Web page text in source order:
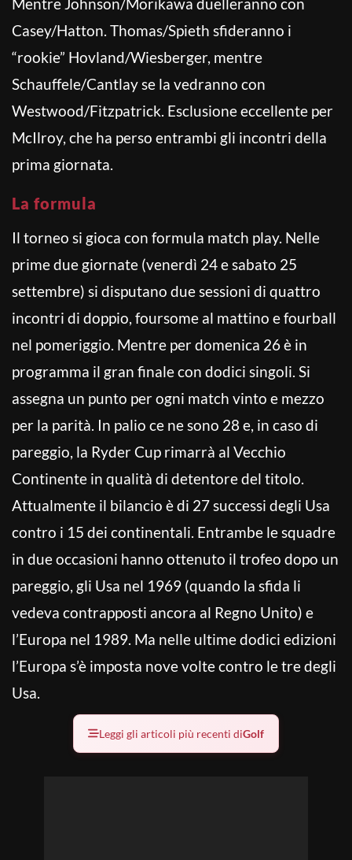
Casey/Hatton. Thomas/Spieth sfideranno i
“rookie” Hovland/Wiesberger, mentre
Schauffele/Cantlay se la vedranno con
Westwood/Fitzpatrick. Esclusione eccellente per
McIlroy, che ha perso entrambi gli incontri della
prima giornata.
La formula
Il torneo si gioca con formula match play. Nelle
prime due giornate (venerdì 24 e sabato 25
settembre) si disputano due sessioni di quattro
incontri di doppio, foursome al mattino e fourball
nel pomeriggio. Mentre per domenica 26 è in
programma il gran finale con dodici singoli. Si
assegna un punto per ogni match vinto e mezzo
per la parità. In palio ce ne sono 28 e, in caso di
pareggio, la Ryder Cup rimarrà al Vecchio
Continente in qualità di detentore del titolo.
Attualmente il bilancio è di 27 successi degli Usa
contro i 15 dei continentali. Entrambe le squadre
in due occasioni hanno ottenuto il trofeo dopo un
pareggio, gli Usa nel 1969 (quando la sfida li
vedeva contrapposti ancora al Regno Unito) e
l’Europa nel 1989. Ma nelle ultime dodici edizioni
l’Europa s’è imposta nove volte contro le tre degli
Usa.
Leggi gli articoli più recenti diGolf